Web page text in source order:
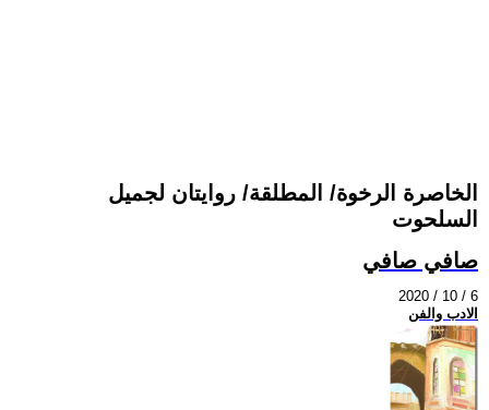
الخاصرة الرخوة/ المطلقة/ روايتان لجميل
السلحوت
صافي صافي
2020 / 10 / 6
الادب والفن